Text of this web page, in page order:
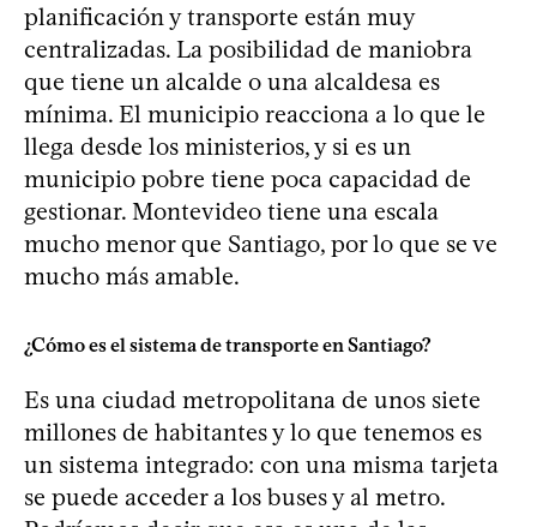
planificación y transporte están muy
centralizadas. La posibilidad de maniobra
que tiene un alcalde o una alcaldesa es
mínima. El municipio reacciona a lo que le
llega desde los ministerios, y si es un
municipio pobre tiene poca capacidad de
gestionar. Montevideo tiene una escala
mucho menor que Santiago, por lo que se ve
mucho más amable.
¿Cómo es el sistema de transporte en Santiago?
Es una ciudad metropolitana de unos siete
millones de habitantes y lo que tenemos es
un sistema integrado: con una misma tarjeta
se puede acceder a los buses y al metro.